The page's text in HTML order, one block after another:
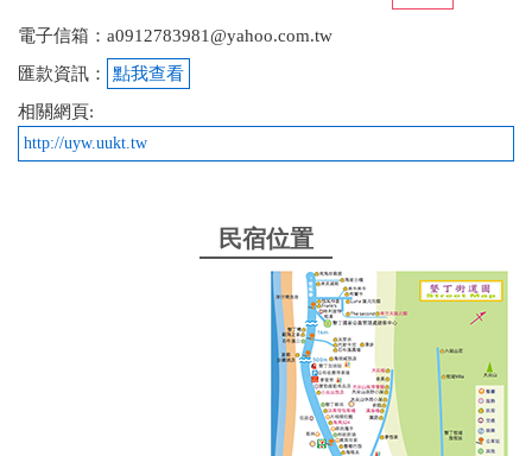
電子信箱：a0912783981@yahoo.com.tw
匯款資訊：
點我查看
相關網頁:
http://uyw.uukt.tw
民宿位置